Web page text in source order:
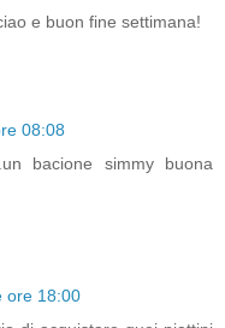
e buon fine settimana!
08:08
bacione simmy buona
ore 18:00